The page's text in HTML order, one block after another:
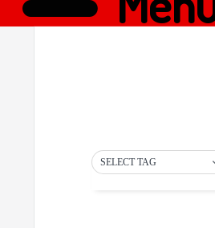
SELECT TAG